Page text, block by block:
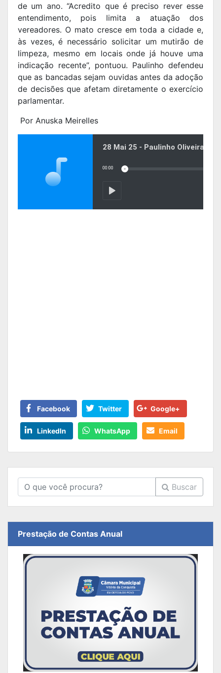
de um ano. “Acredito que é preciso rever esse
entendimento, pois limita a atuação dos
vereadores. O mato cresce em toda a cidade e,
às vezes, é necessário solicitar um mutirão de
limpeza, mesmo em locais onde já houve uma
indicação recente”, pontuou. Paulinho defendeu
que as bancadas sejam ouvidas antes da adoção
de decisões que afetam diretamente o exercício
parlamentar.
Por Anuska Meirelles
Facebook Twitter Google+
LinkedIn WhatsApp Email
Buscar
Prestação de Contas Anual